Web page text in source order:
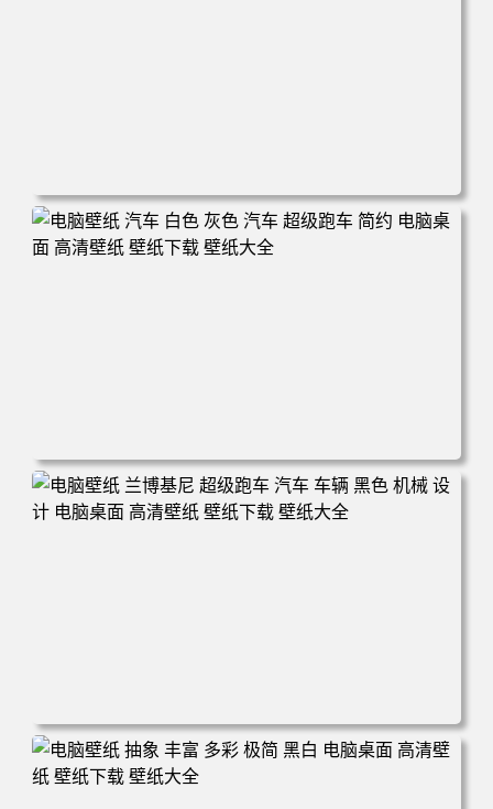
电脑壁纸 抽象 AI艺术 线条 形状 图稿 渐变 电脑桌面 高清壁
纸 壁纸下载 壁纸大全
电脑壁纸 汽车 白色 灰色 汽车 超级跑车 简约 电脑桌面 高清
壁纸 壁纸下载 壁纸大全
电脑壁纸 兰博基尼 超级跑车 汽车 车辆 黑色 机械 设计 电脑
桌面 高清壁纸 壁纸下载 壁纸大全